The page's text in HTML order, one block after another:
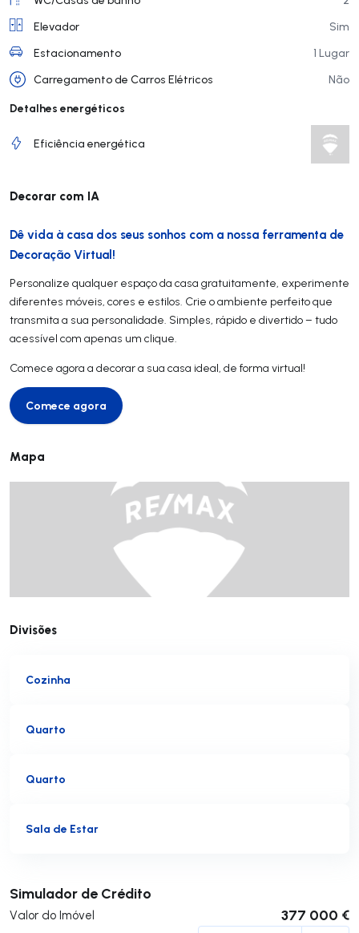
Elevador
Sim
Estacionamento
1 Lugar
Carregamento de Carros Elétricos
Não
Detalhes energéticos
Eficiência energética
Decorar com IA
Dê vida à casa dos seus sonhos com a nossa ferramenta de
Decoração Virtual!
Personalize qualquer espaço da casa gratuitamente, experimente
diferentes móveis, cores e estilos. Crie o ambiente perfeito que
transmita a sua personalidade. Simples, rápido e divertido – tudo
acessível com apenas um clique.
Comece agora a decorar a sua casa ideal, de forma virtual!
Comece agora
Comece agora
Mapa
Divisões
Cozinha
Quarto
Quarto
Sala de Estar
Simulador de Crédito
Valor do Imóvel 377 000 €
Submeter